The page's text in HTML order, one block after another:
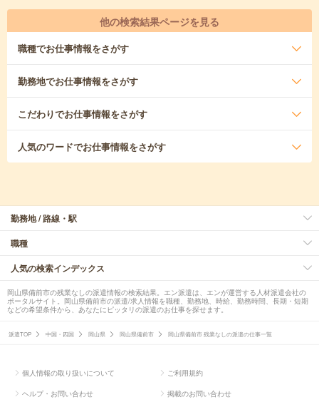
他の検索結果ページを見る
職種でお仕事情報をさがす
勤務地でお仕事情報をさがす
こだわりでお仕事情報をさがす
人気のワードでお仕事情報をさがす
勤務地 / 路線・駅
職種
人気の検索インデックス
岡山県備前市の残業なしの派遣情報の検索結果。エン派遣は、エンが運営する人材派遣会社の
ポータルサイト。岡山県備前市の派遣/求人情報を職種、勤務地、時給、勤務時間、長期・短期
などの希望条件から、あなたにピッタリの派遣のお仕事を探せます。
派遣TOP 中国・四国 岡山県 岡山県備前市 岡山県備前市 残業なしの派遣の仕事一覧
個人情報の取り扱いについて ご利用規約
ヘルプ・お問い合わせ 掲載のお問い合わせ